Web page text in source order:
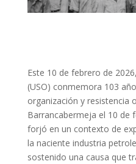
Este 10 de febrero de
(USO) conmemora 103
organización y resistencia
Barrancabermeja el 10 de
forjó en un contexto de
la naciente industria
sostenido una causa que